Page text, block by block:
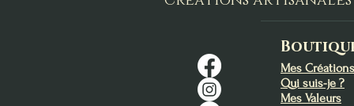
Mes Créations
Qui suis-je ?
Mes Valeurs